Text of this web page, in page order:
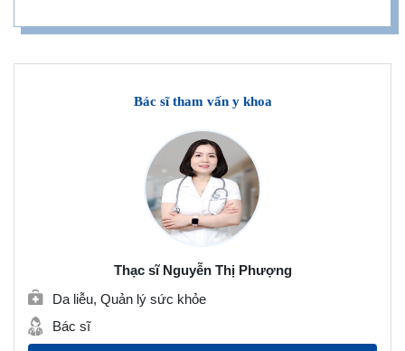
Bác sĩ tham vấn y khoa
Thạc sĩ Nguyễn Thị Phượng
Da liễu, Quản lý sức khỏe
Bác sĩ